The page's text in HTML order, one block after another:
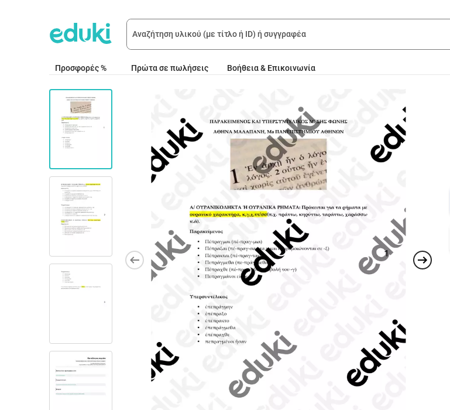
Προσφορές % Πρώτα σε πωλήσεις Βοήθεια & Επικοινωνία